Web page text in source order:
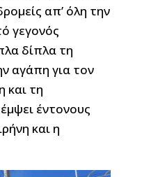
απ’ όλη την
γεγονός
δίπλα τη
αγάπη για τον
και τη
έντονους
και η